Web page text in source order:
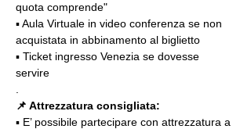
quota comprende"
▪️ Aula Virtuale in video conferenza se non
acquistata in abbinamento al biglietto
▪️ Ticket ingresso Venezia se dovesse
servire
📌 Attrezzatura consigliata:
▪️ E’ possibile partecipare con attrezzatura a